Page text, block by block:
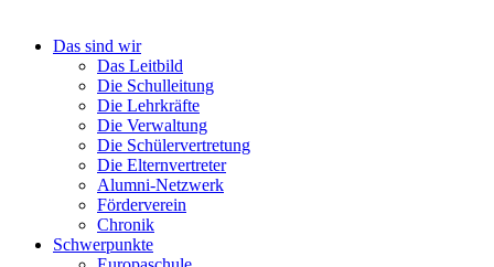
Das sind wir
Das Leitbild
Die Schulleitung
Die Lehrkräfte
Die Verwaltung
Die Schülervertretung
Die Elternvertreter
Alumni-Netzwerk
Förderverein
Chronik
Schwerpunkte